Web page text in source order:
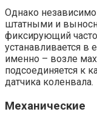
Однако
штатными и
фиксирующий
устанавливается в
именно – возле
подсоединяется к
датчика коленвала.
Механические